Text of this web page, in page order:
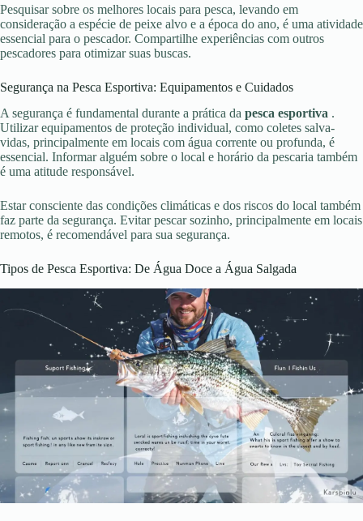
Pesquisar sobre os melhores locais para pesca, levando em
consideração a espécie de peixe alvo e a época do ano, é uma atividade
essencial para o pescador. Compartilhe experiências com outros
pescadores para otimizar suas buscas.
Segurança na Pesca Esportiva: Equipamentos e Cuidados
A segurança é fundamental durante a prática da pesca esportiva .
Utilizar equipamentos de proteção individual, como coletes salva-
vidas, principalmente em locais com água corrente ou profunda, é
essencial. Informar alguém sobre o local e horário da pescaria também
é uma atitude responsável.
Estar consciente das condições climáticas e dos riscos do local também
faz parte da segurança. Evitar pescar sozinho, principalmente em locais
remotos, é recomendável para sua segurança.
Tipos de Pesca Esportiva: De Água Doce a Água Salgada